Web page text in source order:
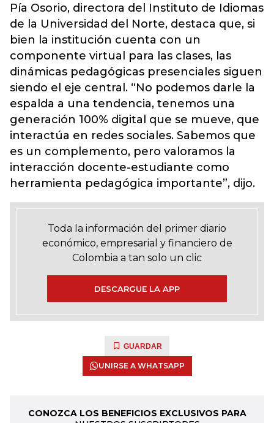
Pía Osorio, directora del Instituto de Idiomas
de la Universidad del Norte, destaca que, si
bien la institución cuenta con un
componente virtual para las clases, las
dinámicas pedagógicas presenciales siguen
siendo el eje central. “No podemos darle la
espalda a una tendencia, tenemos una
generación 100% digital que se mueve, que
interactúa en redes sociales. Sabemos que
es un complemento, pero valoramos la
interacción docente-estudiante como
herramienta pedagógica importante”, dijo.
Toda la información del primer diario
económico, empresarial y financiero de
Colombia a tan solo un clic
DESCARGUE LA APP
GUARDAR
UNIRSE A WHATSAPP
CONOZCA LOS BENEFICIOS EXCLUSIVOS PARA